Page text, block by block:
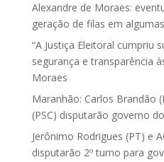
Alexandre de Moraes:
geração de filas em
“A Justiça Eleitoral cumpriu
segurança e transparência
Moraes
Maranhão: Carlos Brandão
(PSC) disputarão governo
Jerônimo Rodrigues (PT) e
disputarão 2º turno para